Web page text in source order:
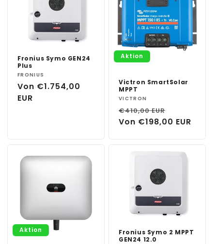
Fronius Symo GEN24
Plus
Anbieter:
FRONIUS
Normaler
Preis
Von €1.754,00
EUR
Aktion
Victron SmartSolar
MPPT
Anbieter:
VICTRON
Normaler
Preis
€410,00 EUR
Von €198,00 EUR
Aktion
Fronius Symo 2 MPPT
GEN24 12.0